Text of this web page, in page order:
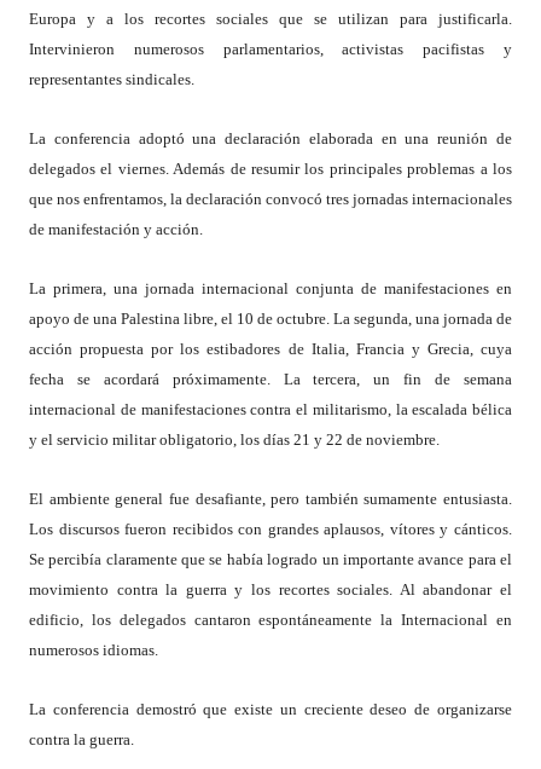
Europa y a los recortes sociales que se utilizan para justificarla.
Intervinieron numerosos parlamentarios, activistas pacifistas y
representantes sindicales.
La conferencia adoptó una declaración elaborada en una reunión de
delegados el viernes. Además de resumir los principales problemas a los
que nos enfrentamos, la declaración convocó tres jornadas internacionales
de manifestación y acción.
La primera, una jornada internacional conjunta de manifestaciones en
apoyo de una Palestina libre, el 10 de octubre. La segunda, una jornada de
acción propuesta por los estibadores de Italia, Francia y Grecia, cuya
fecha se acordará próximamente. La tercera, un fin de semana
internacional de manifestaciones contra el militarismo, la escalada bélica
y el servicio militar obligatorio, los días 21 y 22 de noviembre.
El ambiente general fue desafiante, pero también sumamente entusiasta.
Los discursos fueron recibidos con grandes aplausos, vítores y cánticos.
Se percibía claramente que se había logrado un importante avance para el
movimiento contra la guerra y los recortes sociales. Al abandonar el
edificio, los delegados cantaron espontáneamente la Internacional en
numerosos idiomas.
La conferencia demostró que existe un creciente deseo de organizarse
contra la guerra.